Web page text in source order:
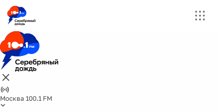
Москва 100.1 FM